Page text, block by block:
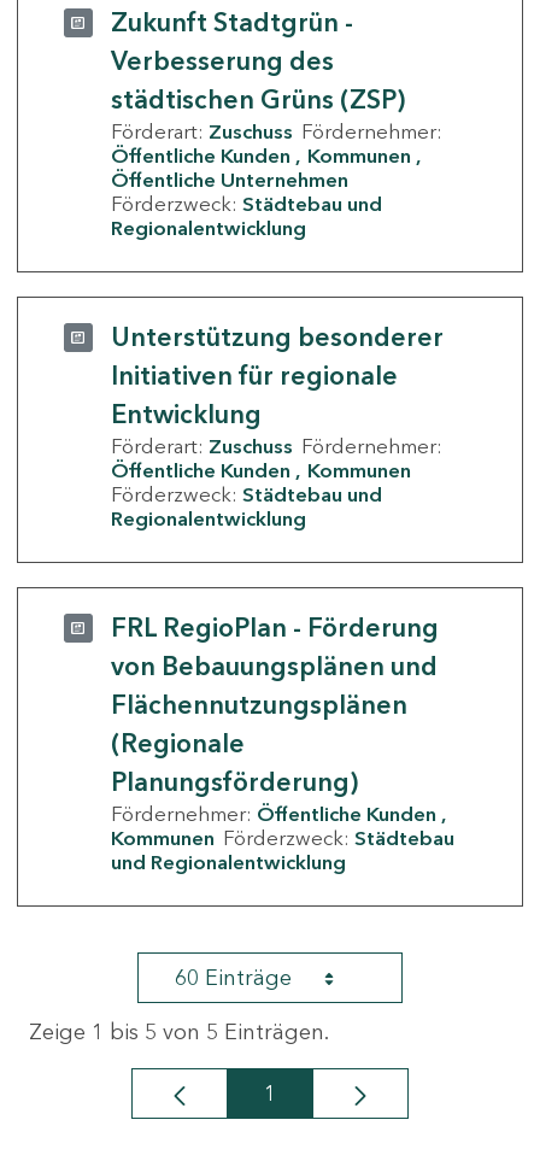
Zukunft Stadtgrün -
Verbesserung des
städtischen Grüns (ZSP)
Förderart: Zuschuss Fördernehmer:
Öffentliche Kunden
Kommunen
Öffentliche Unternehmen
Förderzweck: Städtebau und
Regionalentwicklung
Unterstützung besonderer
Initiativen für regionale
Entwicklung
Förderart: Zuschuss Fördernehmer:
Öffentliche Kunden
Kommunen
Förderzweck: Städtebau und
Regionalentwicklung
FRL RegioPlan - Förderung
von Bebauungsplänen und
Flächennutzungsplänen
(Regionale
Planungsförderung)
Fördernehmer: Öffentliche Kunden
Kommunen Förderzweck: Städtebau
und Regionalentwicklung
60 Einträge
Zeige 1 bis 5 von 5 Einträgen.
Seite
1